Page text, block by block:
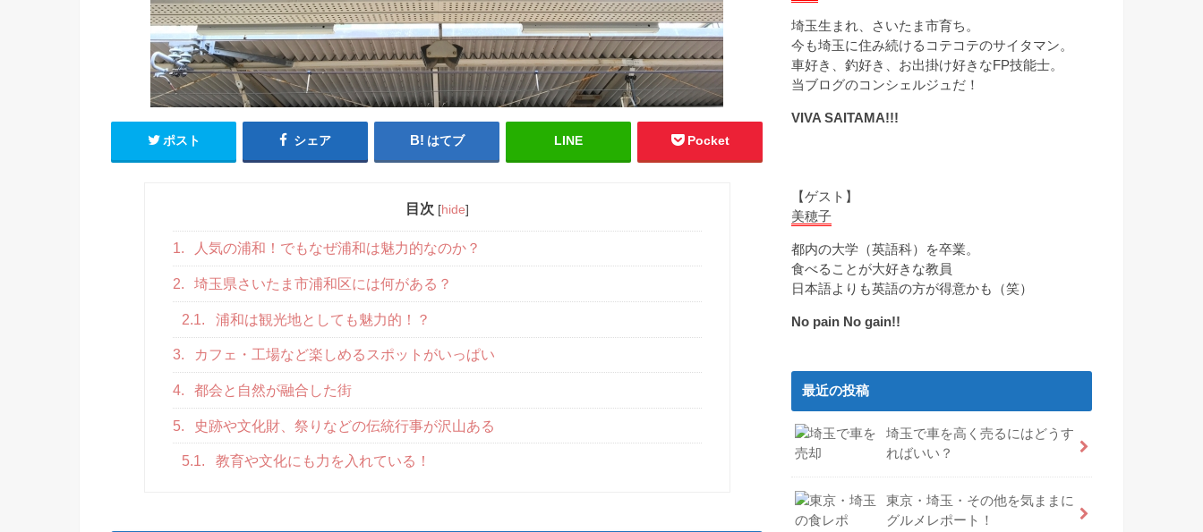
ポスト シェア はてブ LINE Pocket
目次 [hide]
1. 人気の浦和！でもなぜ浦和は魅力的なのか？
2. 埼玉県さいたま市浦和区には何がある？
2.1. 浦和は観光地としても魅力的！？
3. カフェ・工場など楽しめるスポットがいっぱい
4. 都会と自然が融合した街
5. 史跡や文化財、祭りなどの伝統行事が沢山ある
5.1. 教育や文化にも力を入れている！
埼玉生まれ、さいたま市育ち。
今も埼玉に住み続けるコテコテのサイタマン。
車好き、釣好き、お出掛け好きなFP技能士。
当ブログのコンシェルジュだ！
VIVA SAITAMA!!!
【ゲスト】
美穂子
都内の大学（英語科）を卒業。
食べることが大好きな教員
日本語よりも英語の方が得意かも（笑）
No pain No gain!!
最近の投稿
埼玉で車を高く売るにはどうす
ればいい？
東京・埼玉・その他を気ままに
グルメレポート！